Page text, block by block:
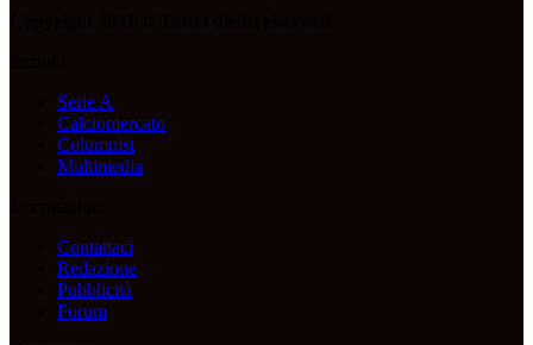
Serie A
Calciomercato
Columnist
Multimedia
Contattaci
Redazione
Pubblicità
Forum